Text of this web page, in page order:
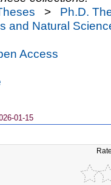
>
Ph.D.
and Natural
Access
01-15